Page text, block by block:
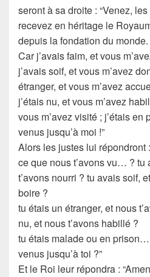
seront à sa droite : “Venez,
recevez en héritage le
depuis la fondation du monde.
Car j’avais faim, et vous
j’avais soif, et vous m’avez
étranger, et vous m’avez
j’étais nu, et vous m’avez
vous m’avez visité ; j’étais en
venus jusqu’à moi !”
Alors les justes lui répondront
ce que nous t’avons vu… ? tu
t’avons nourri ? tu avais soif,
boire ?
tu étais un étranger, et nous
nu, et nous t’avons habillé ?
tu étais malade ou en
venus jusqu’à toi ?”
Et le Roi leur répondra :